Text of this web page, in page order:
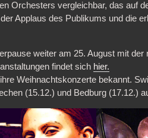
Orchesters vergleichbar, das auf
Applaus des Publikums und die
weiter am 25. August mit
findet sich hier.
Weihnachtskonzerte bekannt.
(15.12.) und Bedburg (17.12.)